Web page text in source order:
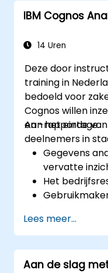
IBM Cognos
14 Uren
Deze door
training in
bedoeld voor
Cognos willen
en -rapportage.
Aan het einde
deelnemers in
Gegevens
vervatte
Het
zuiveren en
Verborgen
dankzij de
IBM Cognos
Lees meer...
Aan de slag